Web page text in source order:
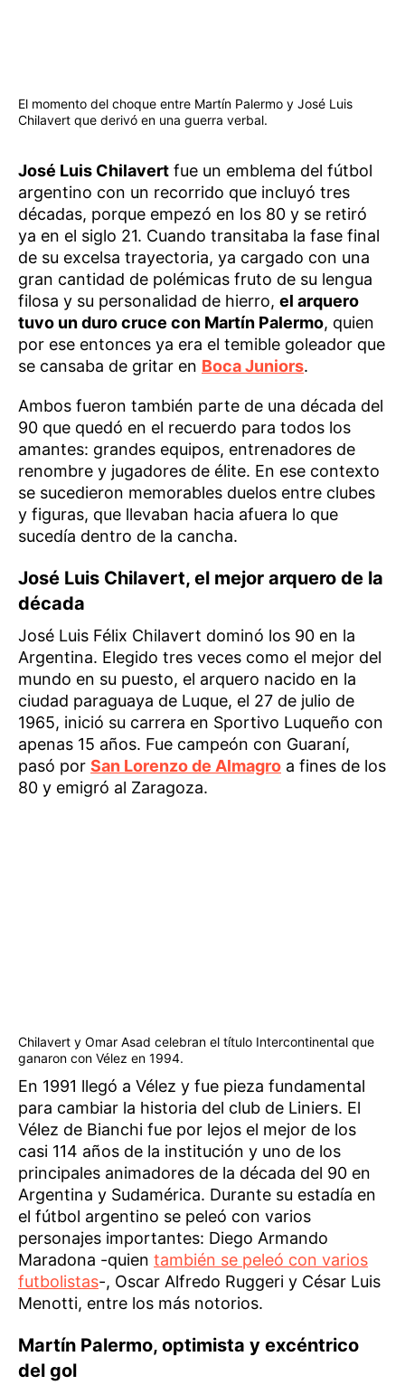
El momento del choque entre Martín Palermo y José Luis
Chilavert que derivó en una guerra verbal.
José Luis Chilavert fue un emblema del fútbol
argentino con un recorrido que incluyó tres
décadas, porque empezó en los 80 y se retiró
ya en el siglo 21. Cuando transitaba la fase final
de su excelsa trayectoria, ya cargado con una
gran cantidad de polémicas fruto de su lengua
filosa y su personalidad de hierro, el arquero
tuvo un duro cruce con Martín Palermo, quien
por ese entonces ya era el temible goleador que
se cansaba de gritar en Boca Juniors.
Ambos fueron también parte de una década del
90 que quedó en el recuerdo para todos los
amantes: grandes equipos, entrenadores de
renombre y jugadores de élite. En ese contexto
se sucedieron memorables duelos entre clubes
y figuras, que llevaban hacia afuera lo que
sucedía dentro de la cancha.
José Luis Chilavert, el mejor arquero de la
década
José Luis Félix Chilavert dominó los 90 en la
Argentina. Elegido tres veces como el mejor del
mundo en su puesto, el arquero nacido en la
ciudad paraguaya de Luque, el 27 de julio de
1965, inició su carrera en Sportivo Luqueño con
apenas 15 años. Fue campeón con Guaraní,
pasó por San Lorenzo de Almagro a fines de los
80 y emigró al Zaragoza.
Chilavert y Omar Asad celebran el título Intercontinental que
ganaron con Vélez en 1994.
En 1991 llegó a Vélez y fue pieza fundamental
para cambiar la historia del club de Liniers. El
Vélez de Bianchi fue por lejos el mejor de los
casi 114 años de la institución y uno de los
principales animadores de la década del 90 en
Argentina y Sudamérica. Durante su estadía en
el fútbol argentino se peleó con varios
personajes importantes: Diego Armando
Maradona -quien también se peleó con varios
futbolistas-, Oscar Alfredo Ruggeri y César Luis
Menotti, entre los más notorios.
Martín Palermo, optimista y excéntrico
del gol